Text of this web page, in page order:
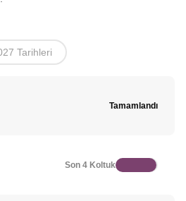
Tarihleri
Tamamlandı
Son 4 Koltuk